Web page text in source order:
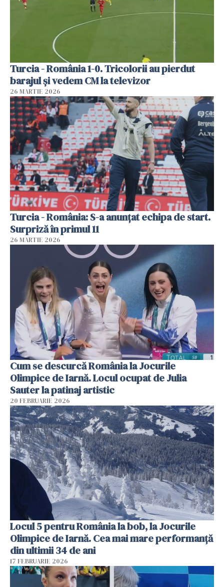
Turcia - România 1-0. Tricolorii au pierdut
barajul și vedem CM la televizor
26 MARTIE 2026
Turcia - România: S-a anunțat echipa de start.
Surpriză în primul 11
26 MARTIE 2026
Cum se descurcă România la Jocurile
Olimpice de Iarnă. Locul ocupat de Julia
Sauter la patinaj artistic
20 FEBRUARIE 2026
Locul 5 pentru România la bob, la Jocurile
Olimpice de Iarnă. Cea mai mare performanță
din ultimii 34 de ani
17 FEBRUARIE 2026